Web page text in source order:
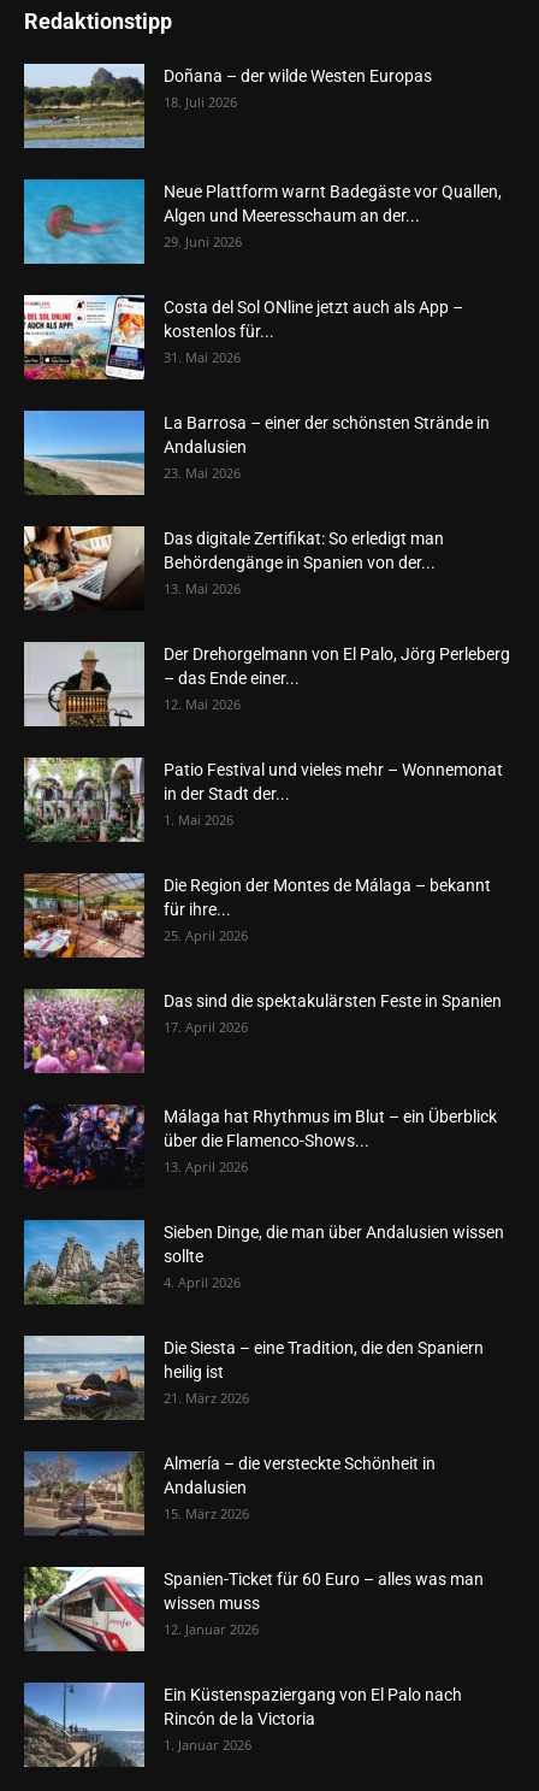
Redaktionstipp
Doñana – der wilde Westen Europas
18. Juli 2026
Neue Plattform warnt Badegäste vor Quallen,
Algen und Meeresschaum an der...
29. Juni 2026
Costa del Sol ONline jetzt auch als App –
kostenlos für...
31. Mai 2026
La Barrosa – einer der schönsten Strände in
Andalusien
23. Mai 2026
Das digitale Zertifikat: So erledigt man
Behördengänge in Spanien von der...
13. Mai 2026
Der Drehorgelmann von El Palo, Jörg Perleberg
– das Ende einer...
12. Mai 2026
Patio Festival und vieles mehr – Wonnemonat
in der Stadt der...
1. Mai 2026
Die Region der Montes de Málaga – bekannt
für ihre...
25. April 2026
Das sind die spektakulärsten Feste in Spanien
17. April 2026
Málaga hat Rhythmus im Blut – ein Überblick
über die Flamenco-Shows...
13. April 2026
Sieben Dinge, die man über Andalusien wissen
sollte
4. April 2026
Die Siesta – eine Tradition, die den Spaniern
heilig ist
21. März 2026
Almería – die versteckte Schönheit in
Andalusien
15. März 2026
Spanien-Ticket für 60 Euro – alles was man
wissen muss
12. Januar 2026
Ein Küstenspaziergang von El Palo nach
Rincón de la Victoria
1. Januar 2026